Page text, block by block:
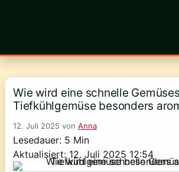
Wie wird eine schnelle
Tiefkühlgemüse besonders
12. Juli 2025 von Anna
Lesedauer: 5 Min
Aktualisiert: 12. Juli 2025 12:54